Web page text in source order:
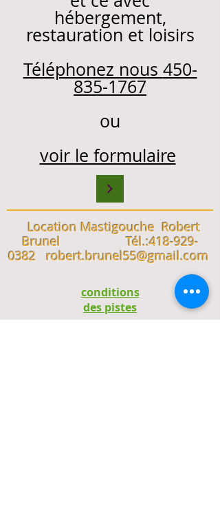
hébergement,
restauration et loisirs
Téléphonez nous 450-
835-1767
ou
voir le formulaire
Location Mastigouche Robert
Brunel
Tél.:418-929-
0382
robert.brunel55@gmail.com
conditions
des pistes